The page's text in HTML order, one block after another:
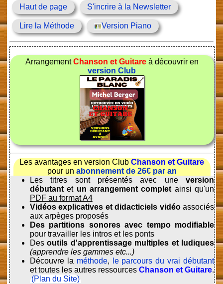
Haut de page S'incrire à la Newsletter
Lire la Méthode Version Piano
ArrangementChanson et Guitareà découvrir en
version Club
Les avantages en version ClubChanson et Guitare
pour un abonnement de 26€ par an
Les titres sont présentés avec uneversion
débutantet un arrangement complet ainsi qu'un
PDF au format A4
Vidéos explicatives et didacticiels vidéoassociés
aux arpèges proposés
Des partitions sonores avec tempo modifiable
pour travailler les intros et les ponts
Desoutils d'apprentissage multiples et ludiques
(apprendre les gammes etc...)
Découvre la méthode,
le parcours du vrai débutant
et toutes les autres ressourcesChanson et Guitare.
(Plan du Site)